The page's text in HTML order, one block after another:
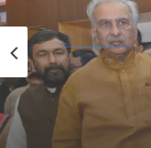
Politics
2 hours ago
*ವಿಧಾನ
ಪ್ರಮಾಣ